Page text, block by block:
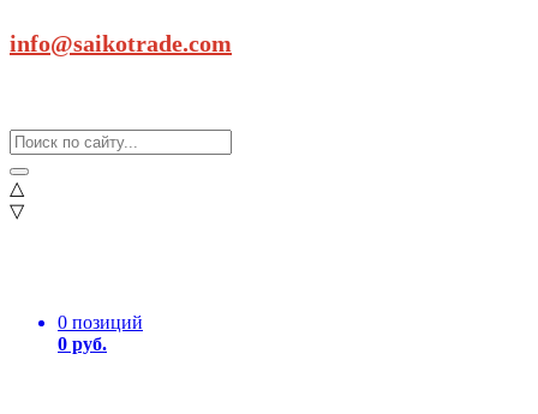
info@saikotrade.com
△
▽
0 позиций
0 руб.